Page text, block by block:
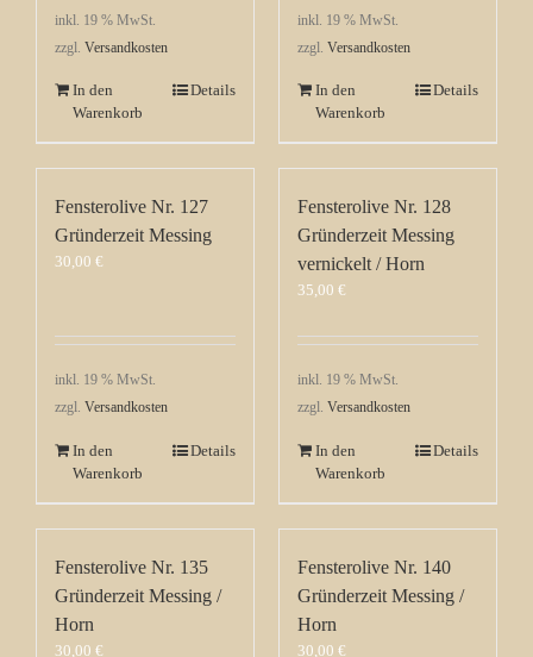
inkl. 19 % MwSt.
zzgl. Versandkosten
In den
Warenkorb
Details
inkl. 19 % MwSt.
zzgl. Versandkosten
In den
Warenkorb
Details
Fensterolive Nr. 127
Gründerzeit Messing
30,00 €
inkl. 19 % MwSt.
zzgl. Versandkosten
In den
Warenkorb
Details
Fensterolive Nr. 128
Gründerzeit Messing
vernickelt / Horn
35,00 €
inkl. 19 % MwSt.
zzgl. Versandkosten
In den
Warenkorb
Details
Fensterolive Nr. 135
Gründerzeit Messing /
Horn
30,00 €
Fensterolive Nr. 140
Gründerzeit Messing /
Horn
30,00 €